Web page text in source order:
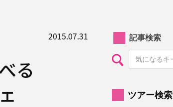
2015.07.31
る
記事検索
ツアー検索